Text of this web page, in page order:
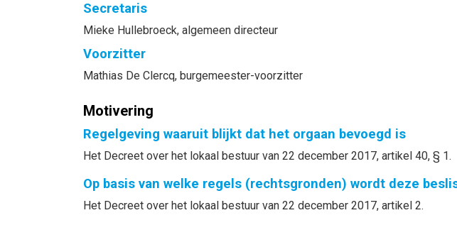
Secretaris
Mieke Hullebroeck, algemeen directeur
Voorzitter
Mathias De Clercq, burgemeester-voorzitter
Motivering
Regelgeving waaruit blijkt dat het orgaan bevoegd is
Het Decreet over het lokaal bestuur van 22 december 2017, artikel 40, § 1.
Op basis van welke regels (rechtsgronden) wordt deze
Het Decreet over het lokaal bestuur van 22 december 2017, artikel 2.